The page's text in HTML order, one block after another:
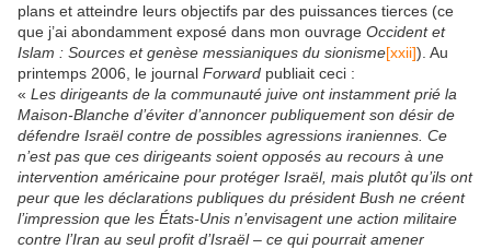
plans et atteindre leurs objectifs par des puissances tierces (ce
que j’ai abondamment exposé dans mon ouvrage Occident et
Islam : Sources et genèse messianiques du sionisme[xxii]). Au
printemps 2006, le journal Forward publiait ceci :
« Les dirigeants de la communauté juive ont instamment prié la
Maison-Blanche d’éviter d’annoncer publiquement son désir de
défendre Israël contre de possibles agressions iraniennes. Ce
n’est pas que ces dirigeants soient opposés au recours à une
intervention américaine pour protéger Israël, mais plutôt qu’ils ont
peur que les déclarations publiques du président Bush ne créent
l’impression que les États-Unis n’envisagent une action militaire
contre l’Iran au seul profit d’Israël – ce qui pourrait amener